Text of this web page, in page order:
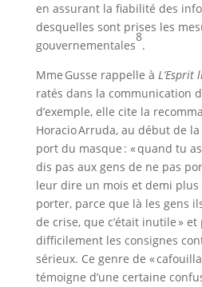
en assurant la fiabilité des
desquelles sont prises les
gouvernementales
8
.
Mme Gusse rappelle à L’Esprit
ratés dans la communication
d’exemple, elle cite la
Horacio Arruda, au début de
port du masque : « quand tu
dis pas aux gens de ne pas
leur dire un mois et demi plus
porter, parce que là les gens
de crise, que c’était inutile »
difficilement les consignes
sérieux. Ce genre de «
témoigne d’une certaine